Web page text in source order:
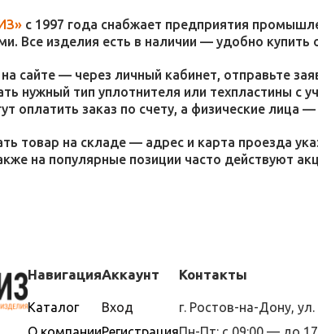
с 1997 года снабжает предприятия
Все изделия есть в наличии — удобно купить
сайте — через личный кабинет, отправьте
нужный тип уплотнителя или техпластины с
оплатить заказ по счету, а физические лица
товар на складе — адрес и карта проезда
на популярные позиции часто действуют
Навигация
Каталог
Аккаунт
Вход
Контакты
г. Ростов-на-Дону,